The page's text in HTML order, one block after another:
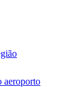
aeroporto